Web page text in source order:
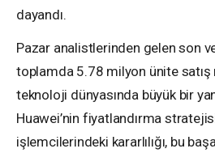
dayandı.
Pazar analistlerinden gelen son
toplamda 5.78 milyon ünite satış
teknoloji dünyasında büyük bir
Huawei’nin fiyatlandırma
işlemcilerindeki kararlılığı, bu